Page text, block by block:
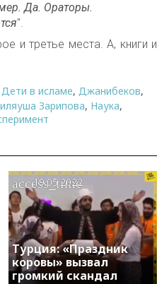
Да. Ораторы.
".
и третье места. А, книги и
Дети в исламе, Джанибеков,
Зарипова, Наука,
Турция: «Праздник
коровы» вызвал
громкий скандал
access_time
19.05.2022